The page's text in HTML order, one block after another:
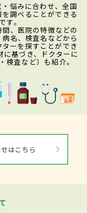
悩みに合わせ、全国
調べることができる
す。
、医院の特徴などの
名、検査名などから
ーを探すことができ
基づき、ドクターに
検査など）も紹介。
はこちら